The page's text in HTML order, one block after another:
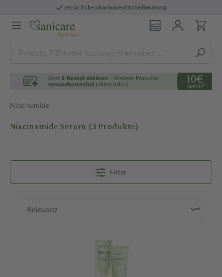
persönliche pharmazeutische Beratung
Niacinamide
Niacinamide Serum (3 Produkte)
Filter